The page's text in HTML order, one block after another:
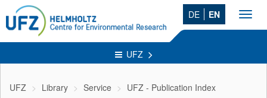
DE EN
UFZ
UFZ Library Service UFZ - Publication Index